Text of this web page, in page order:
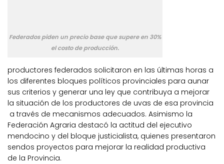
Federados piden un precio base que supere en 30%
el costo de producción.
productores federados solicitaron en las últimas horas a
los diferentes bloques políticos provinciales para aunar
sus criterios y generar una ley que contribuya a mejorar
la situación de los productores de uvas de esa provincia
a través de mecanismos adecuados. Asimismo la
Federación Agraria destacó la actitud del ejecutivo
mendocino y del bloque justicialista, quienes presentaron
sendos proyectos para mejorar la realidad productiva
de la Provincia.